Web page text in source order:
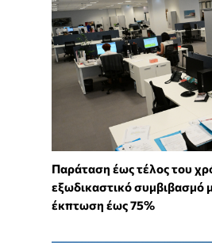
Παράταση έως τέλος του
εξωδικαστικό συμβιβασμό
έκπτωση έως 75%